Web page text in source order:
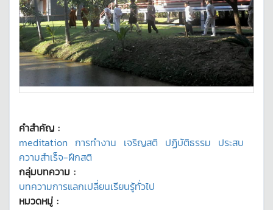
คำสำคัญ :
meditation การทำงาน เจริญสติ ปฏิบัติธรรม ประสบ
ความสำเร็จ-ฝึกสติ
กลุ่มบทความ :
บทความการแลกเปลี่ยนเรียนรู้ทั่วไป
หมวดหมู่ :